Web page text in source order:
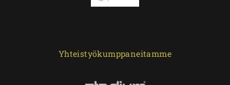
Yhteistyökumppaneitamme